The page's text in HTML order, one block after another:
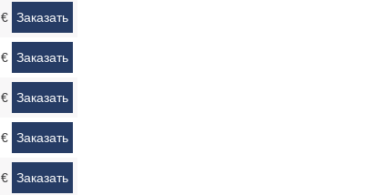
Заказать
Заказать
Заказать
Заказать
Заказать